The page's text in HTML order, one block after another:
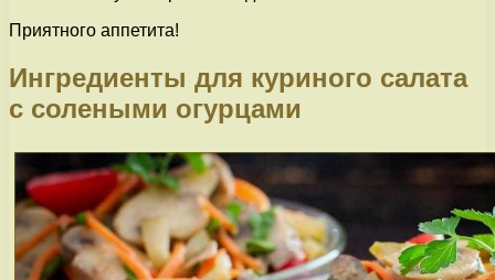
Приятного аппетита!
Ингредиенты для куриного салата
с солеными огурцами